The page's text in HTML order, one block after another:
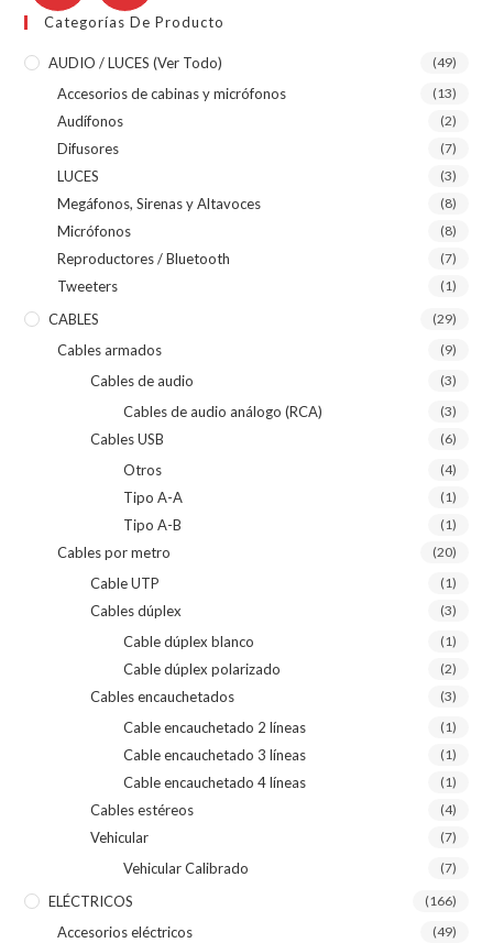
Categorías De Producto
AUDIO / LUCES (ver Todo) (49)
Accesorios de cabinas y micrófonos (13)
Audífonos (2)
Difusores (7)
LUCES (3)
Megáfonos, Sirenas y Altavoces (8)
Micrófonos (8)
Reproductores / Bluetooth (7)
Tweeters (1)
CABLES (29)
Cables armados (9)
Cables de audio (3)
Cables de audio análogo (RCA) (3)
Cables USB (6)
Otros (4)
Tipo A-A (1)
Tipo A-B (1)
Cables por metro (20)
Cable UTP (1)
Cables dúplex (3)
Cable dúplex blanco (1)
Cable dúplex polarizado (2)
Cables encauchetados (3)
Cable encauchetado 2 líneas (1)
Cable encauchetado 3 líneas (1)
Cable encauchetado 4 líneas (1)
Cables estéreos (4)
Vehicular (7)
Vehicular Calibrado (7)
ELÉCTRICOS (166)
Accesorios eléctricos (49)